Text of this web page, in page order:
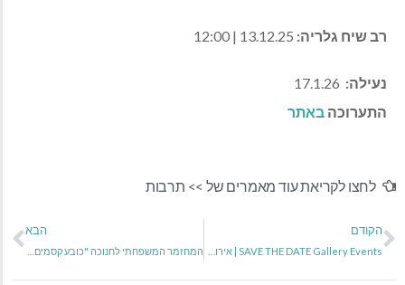
רב שיח גלריה:
נעילה: 17.1.26
התערוכה באתר
לחצו לקריאת עוד מאמרים של >> תרבות
הקודם הבא